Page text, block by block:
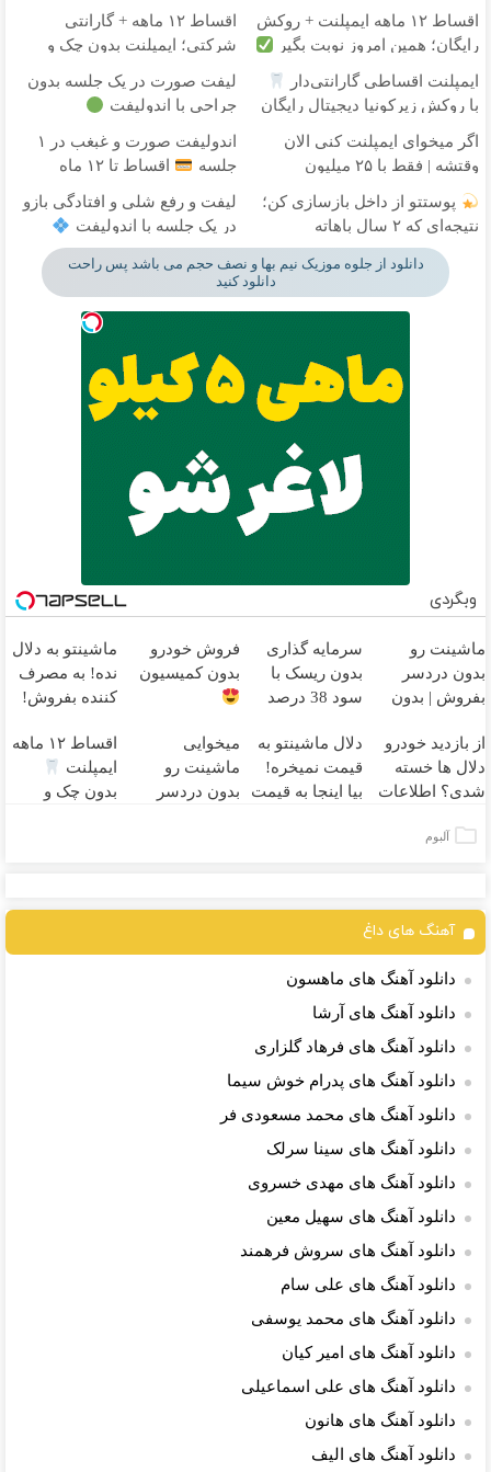
اقساط ۱۲ ماهه ایمپلنت + روکش
رایگان؛ همین امروز نوبت بگیر
اقساط ۱۲ ماهه + گارانتی
شرکتی؛ ایمپلنت بدون چک و
ایمپلنت اقساطی گارانتی‌دار
با روکش زیرکونیا دیجیتال رایگان
لیفت صورت در یک جلسه بدون
جراحی با اندولیفت
اگر میخوای ایمپلنت کنی الان
وقتشه | فقط با ۲۵ میلیون
تومان!!!
اندولیفت صورت و غبغب در ۱
جلسه
اقساط تا ۱۲ ماه
پوستتو از داخل بازسازی کن؛
نتیجه‌ای که ۲ سال باهاته
لیفت و رفع شلی و افتادگی بازو
در یک جلسه با اندولیفت
دانلود از جلوه موزیک نیم بها و نصف حجم می باشد پس راحت
دانلود کنید
وبگردی
ماشینت رو
بدون دردسر
بفروش | بدون
سرمایه گذاری
بدون ریسک با
سود 38 درصد
فروش خودرو
بدون کمیسیون
ماشینتو به دلال
نده! به مصرف
کننده بفروش!
یک تماس
از بازدید خودرو
دلال ها خسته
شدی؟ اطلاعات
ثبت کن
دلال ماشینتو به
قیمت نمیخره!
بیا اینجا به قیمت
میخوایی
ماشینت رو
بدون دردسر
اقساط ۱۲ ماهه
ایمپلنت
بدون چک و
آلبوم
آهنگ های داغ
دانلود آهنگ های ماهسون
دانلود آهنگ های آرشا
دانلود آهنگ های فرهاد گلزاری
دانلود آهنگ های پدرام خوش سیما
دانلود آهنگ های محمد مسعودی فر
دانلود آهنگ های سینا سرلک
دانلود آهنگ های مهدی خسروی
دانلود آهنگ های سهیل معین
دانلود آهنگ های سروش فرهمند
دانلود آهنگ های علی سام
دانلود آهنگ های محمد یوسفی
دانلود آهنگ های امیر کیان
دانلود آهنگ های علی اسماعیلی
دانلود آهنگ های هانون
دانلود آهنگ های الیف